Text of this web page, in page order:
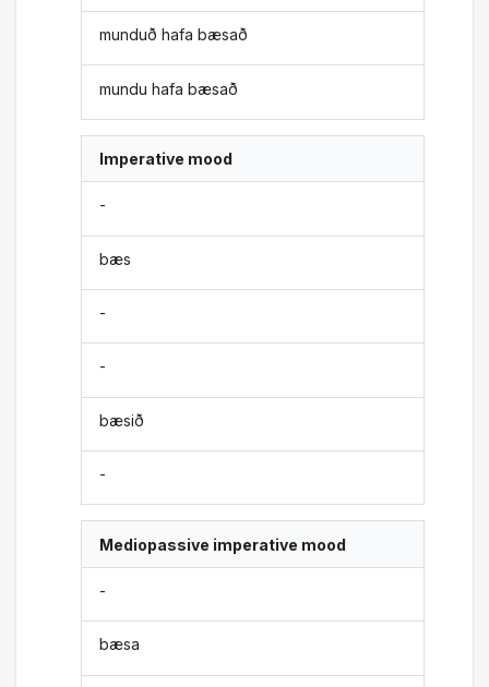
munduð hafa bæsað
mundu hafa bæsað
Imperative mood
-
bæs
-
-
bæsið
-
Mediopassive imperative mood
-
bæsa